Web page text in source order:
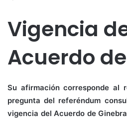
Vigencia
Acuerdo
Su afirmación corresponde al
pregunta del referéndum
vigencia del Acuerdo de Ginebra